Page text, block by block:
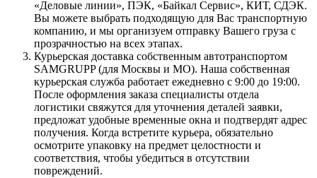
«Деловые линии», ПЭК, «Байкал Сервис», КИТ, СДЭК.
Вы можете выбрать подходящую для Вас транспортную
компанию, и мы организуем отправку Вашего груза с
прозрачностью на всех этапах.
Курьерская доставка собственным автотранспортом
SAMGRUPP (для Москвы и МО). Наша собственная
курьерская служба работает ежедневно с 9:00 до 19:00.
После оформления заказа специалисты отдела
логистики свяжутся для уточнения деталей заявки,
предложат удобные временные окна и подтвердят адрес
получения. Когда встретите курьера, обязательно
осмотрите упаковку на предмет целостности и
соответствия, чтобы убедиться в отсутствии
повреждений.